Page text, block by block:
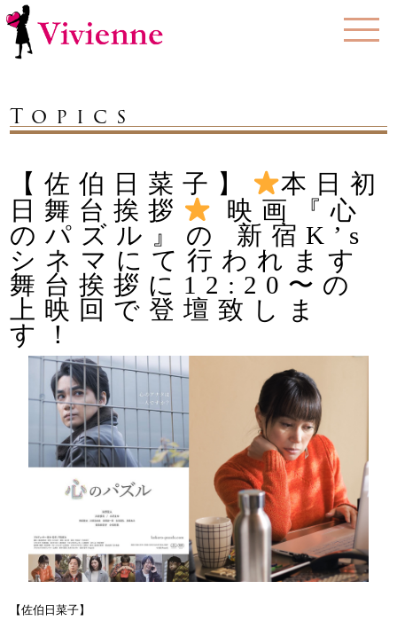
Topics
【佐伯日菜子】
本日初
日舞台挨拶
映画『心
のパズル』の 新宿K’s
シネマにて行われます
舞台挨拶に12:20〜の
上映回で登壇致しま
す！
【佐伯日菜子】